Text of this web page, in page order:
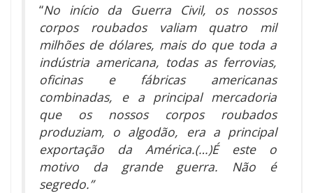
“No início da Guerra Civil, os nossos
corpos roubados valiam quatro mil
milhões de dólares, mais do que toda a
indústria americana, todas as ferrovias,
oficinas e fábricas americanas
combinadas, e a principal mercadoria
que os nossos corpos roubados
produziam, o algodão, era a principal
exportação da América.(…)É este o
motivo da grande guerra. Não é
segredo.”